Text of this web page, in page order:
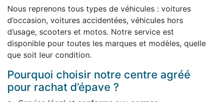
Nous reprenons tous types de véhicules : voitures
d’occasion, voitures accidentées, véhicules hors
d’usage, scooters et motos. Notre service est
disponible pour toutes les marques et modèles, quelle
que soit leur condition.
Pourquoi choisir notre centre agréé
pour rachat d’épave ?